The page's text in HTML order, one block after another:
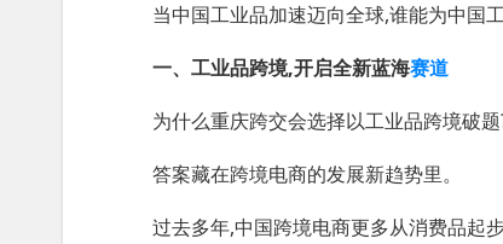
当中国工业品加速迈向全球,谁能为中国工
一、工业品跨境,开启全新蓝海赛道
为什么重庆跨交会选择以工业品跨境破题
答案藏在跨境电商的发展新趋势里。
过去多年,中国跨境电商更多从消费品起步